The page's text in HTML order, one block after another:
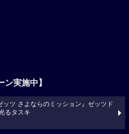
ン実施中】
ッツ さよならのミッション』ゼッツド
るタスキ